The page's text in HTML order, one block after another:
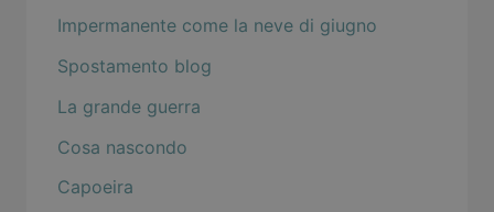
Impermanente come la neve di giugno
Spostamento blog
La grande guerra
Cosa nascondo
Capoeira